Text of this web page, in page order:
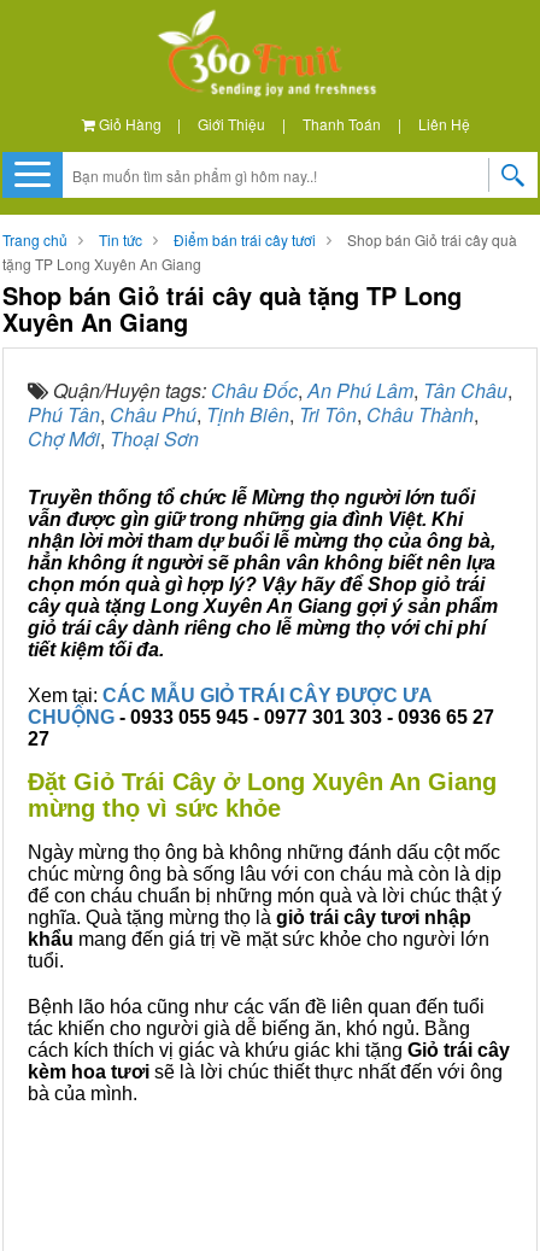
Giỏ Hàng | Giới Thiệu | Thanh Toán | Liên Hệ
Trang chủ Tin tức Điểm bán trái cây tươi
Shop bán Giỏ trái cây quà
tặng TP Long Xuyên An Giang
Shop bán Giỏ trái cây quà tặng TP Long
Xuyên An Giang
Quận/Huyện tags: Châu Đốc,An Phú Lâm, Tân Châu,
Phú Tân, Châu Phú, Tịnh Biên, Tri Tôn, Châu Thành,
Chợ Mới, Thoại Sơn
Truyền thống tổ chức lễ Mừng thọ người lớn tuổi
vẫn được gìn giữ trong những gia đình Việt. Khi
nhận lời mời tham dự buổi lễ mừng thọ của ông bà,
hẳn không ít người sẽ phân vân không biết nên lựa
chọn món quà gì hợp lý? Vậy hãy để Shop giỏ trái
cây quà tặng Long Xuyên An Giang gợi ý sản phẩm
giỏ trái cây dành riêng cho lễ mừng thọ với chi phí
tiết kiệm tối đa.
Xem tại: CÁC MẪU GIỎ TRÁI CÂY ĐƯỢC ƯA
CHUỘNG - 0933 055 945 - 0977 301 303 - 0936 65 27
27
Đặt Giỏ Trái Cây ở Long Xuyên An Giang
mừng thọ vì sức khỏe
Ngày mừng thọ ông bà không những đánh dấu cột mốc
chúc mừng ông bà sống lâu với con cháu mà còn là dịp
để con cháu chuẩn bị những món quà và lời chúc thật ý
nghĩa. Quà tặng mừng thọ là giỏ trái cây tươi nhập
khẩu mang đến giá trị về mặt sức khỏe cho người lớn
tuổi.
Bệnh lão hóa cũng như các vấn đề liên quan đến tuổi
tác khiến cho người già dễ biếng ăn, khó ngủ. Bằng
cách kích thích vị giác và khứu giác khi tặng Giỏ trái cây
kèm hoa tươi sẽ là lời chúc thiết thực nhất đến với ông
bà của mình.